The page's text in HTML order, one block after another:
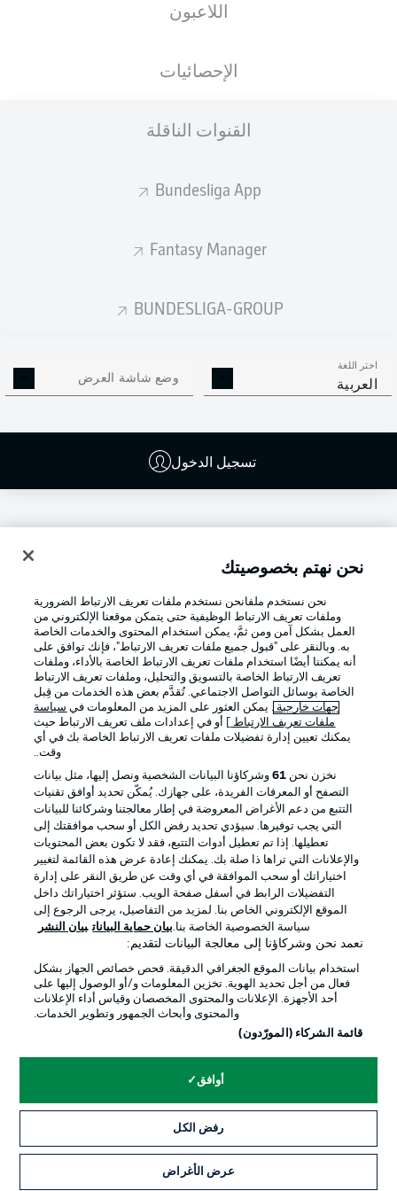
اللاعبون
الإحصائيات
القنوات الناقلة
Bundesliga App
Fantasy Manager
BUNDESLIGA-GROUP
اختر اللغة
العربية وضع شاشة العرض
تسجيل الدخول
إعلان
Football as it's meant to be
تطبيق الدوري الألماني
Official Partners
إدارة التفضيلات بيان الخصوصية
القنوات الناقلة
الوظائف جهة النشر
نحن نهتم بخصوصيتك
نحن نستخدم ملفانحن نستخدم ملفات تعريف الارتباط الضرورية
وملفات تعريف الارتباط الوظيفية حتى يتمكن موقعنا الإلكتروني من
العمل بشكل آمن ومن ثمَّ، يمكن استخدام المحتوى والخدمات الخاصة
به. وبالنقر على "قبول جميع ملفات تعريف الارتباط"، فإنك توافق على
أنه يمكننا أيضًا استخدام ملفات تعريف الارتباط الخاصة بالأداء، وملفات
تعريف الارتباط الخاصة بالتسويق والتحليل، وملفات تعريف الارتباط
الخاصة بوسائل التواصل الاجتماعي. تُقدَّم بعض هذه الخدمات من قِبل
جهات خارجية . يمكن العثور على المزيد من المعلومات في سياسة
ملفات تعريف الارتباط
] أو في إعدادات ملف تعريف الارتباط حيث
يمكنك تعيين إدارة تفضيلات ملفات تعريف الارتباط الخاصة بك في أي
وقت..
نخزن نحن 61وشركاؤنا البيانات الشخصية ونصل إليها، مثل بيانات
التصفح أو المعرفات الفريدة، على جهازك. يُمكّن تحديد أوافق تقنيات
التتبع من دعم الأغراض المعروضة في إطار معالجتنا وشركائنا للبيانات
التي يجب توفيرها. سيؤدي تحديد رفض الكل أو سحب موافقتك إلى
تعطيلها. إذا تم تعطيل أدوات التتبع، فقد لا تكون بعض المحتويات
والإعلانات التي تراها ذا صلة بك. يمكنك إعادة عرض هذه القائمة لتغيير
اختياراتك أو سحب الموافقة في أي وقت عن طريق النقر على إدارة
التفضيلات الرابط في أسفل صفحة الويب. ستؤثر اختياراتك داخل
الموقع الإلكتروني الخاص بنا. لمزيد من التفاصيل، يرجى الرجوع إلى
سياسة الخصوصية الخاصة بنا.بيان حماية البيانات بيان النشر
نعمد نحن وشركاؤنا إلى معالجة البيانات لتقديم:
استخدام بيانات الموقع الجغرافي الدقيقة. فحص خصائص الجهاز بشكل
فعال من أجل تحديد الهوية. تخزين المعلومات و/أو الوصول إليها على
أحد الأجهزة. الإعلانات والمحتوى المخصصان وقياس أداء الإعلانات
والمحتوى وأبحاث الجمهور وتطوير الخدمات.
قائمة الشركاء (المورّدون)
أوافق
رفض الكل
عرض الأغراض